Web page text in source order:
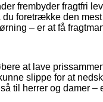
frembyder fragtfri
foretrække den
– er at få
at lave
slippe for at
til herrer og damer